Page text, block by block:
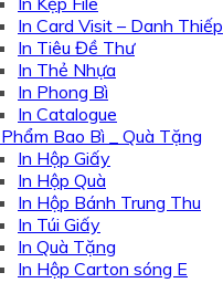
In Card Visit – Danh Thiếp
In Tiêu Đề Thư
In Thẻ Nhựa
In Phong Bì
In Catalogue
Bao Bì _ Quà Tặng
In Hộp Giấy
In Hộp Quà
In Hộp Bánh Trung Thu
In Túi Giấy
In Quà Tặng
In Hộp Carton sóng E